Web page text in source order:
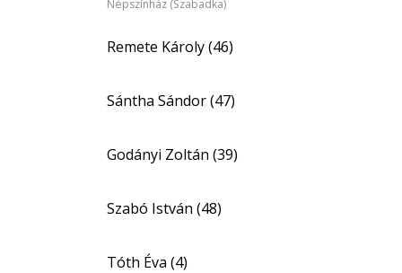
Népszínház (Szabadka)
Remete Károly (46)
Sántha Sándor (47)
Godányi Zoltán (39)
Szabó István (48)
Tóth Éva (4)